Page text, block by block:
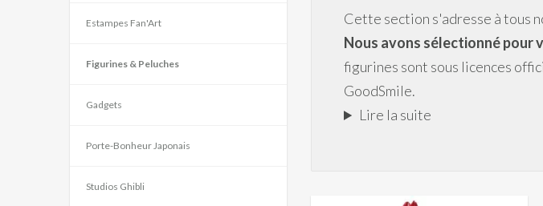
Estampes Fan'Art
Figurines & Peluches
Gadgets
Porte-Bonheur Japonais
Studios Ghibli
Cette section s'adresse à tous
Nous avons sélectionné pour
figurines sont sous licences
GoodSmile.
Lire la suite